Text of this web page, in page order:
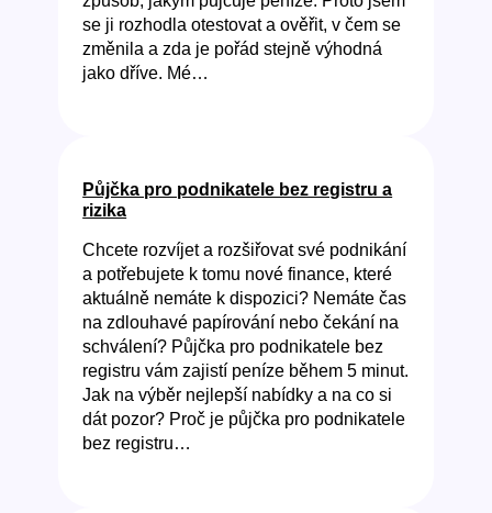
se ji rozhodla otestovat a ověřit, v čem se
změnila a zda je pořád stejně výhodná
jako dříve. Mé…
Půjčka pro podnikatele bez registru a
rizika
Chcete rozvíjet a rozšiřovat své podnikání
a potřebujete k tomu nové finance, které
aktuálně nemáte k dispozici? Nemáte čas
na zdlouhavé papírování nebo čekání na
schválení? Půjčka pro podnikatele bez
registru vám zajistí peníze během 5 minut.
Jak na výběr nejlepší nabídky a na co si
dát pozor? Proč je půjčka pro podnikatele
bez registru…